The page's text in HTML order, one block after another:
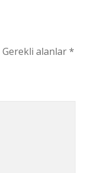
Gerekli alanlar*